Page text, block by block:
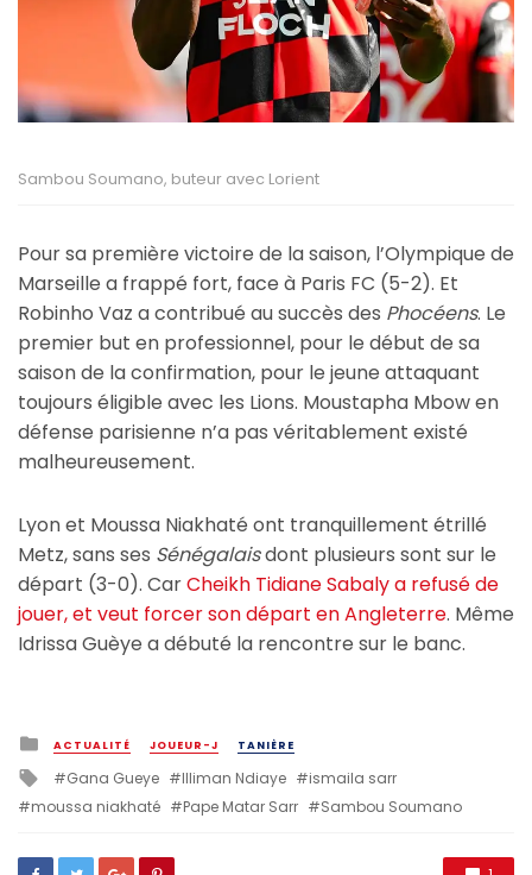
Sambou Soumano, buteur avec Lorient
Pour sa première victoire de la saison, l’Olympique de
Marseille a frappé fort, face à Paris FC (5-2). Et
Robinho Vaz a contribué au succès des Phocéens. Le
premier but en professionnel, pour le début de sa
saison de la confirmation, pour le jeune attaquant
toujours éligible avec les Lions. Moustapha Mbow en
défense parisienne n’a pas véritablement existé
malheureusement.
Lyon et Moussa Niakhaté ont tranquillement étrillé
Metz, sans ses Sénégalaisdont plusieurs sont sur le
départ (3-0). CarCheikh Tidiane Sabaly a refusé de
jouer, et veut forcer son départ en Angleterre. Même
Idrissa Guèye a débuté la rencontre sur le banc.
Posted
in
ACTUALITÉ JOUEUR-J TANIÈRE
Tagged
with
Gana Gueye Illiman Ndiaye
ismaila sarr
moussa niakhaté
Pape Matar Sarr Sambou Soumano